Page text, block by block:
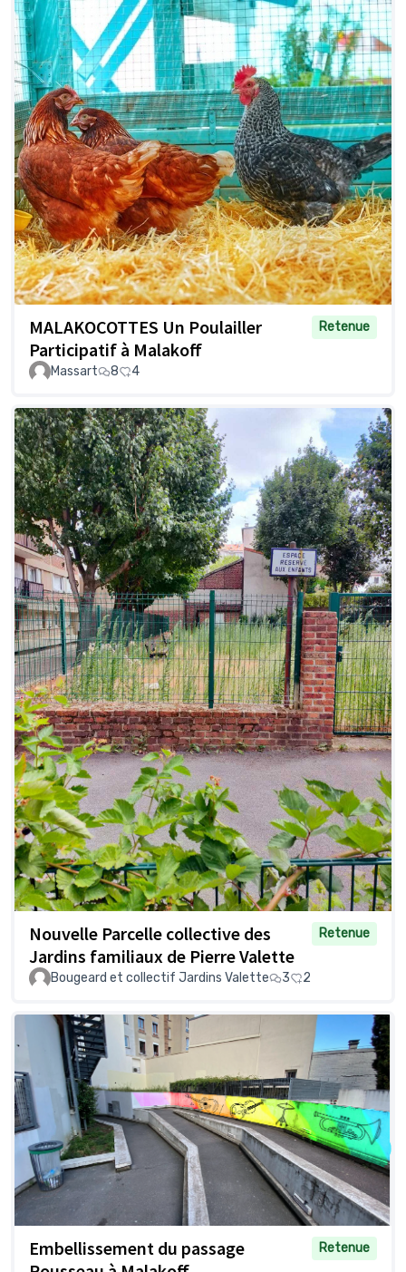
MALAKOCOTTES Un Poulailler
Participatif à Malakoff
Retenue
Massart 8 4
Nouvelle Parcelle collective des
Jardins familiaux de Pierre Valette
Retenue
Bougeard et collectif Jardins Valette 3 2
Embellissement du passage
Retenue